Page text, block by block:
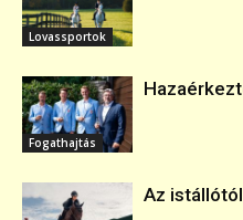
Lovassportok
Fogathajtás
Az